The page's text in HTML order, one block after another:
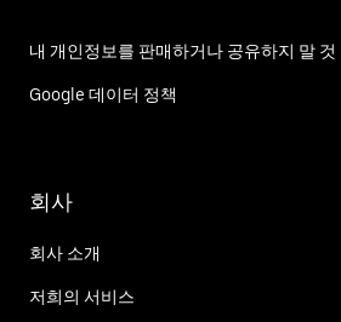
내 개인정보를 판매하거나 공유하지 말 것
Google 데이터 정책
회사
회사 소개
저희의 서비스